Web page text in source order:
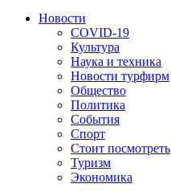
Новости
COVID-19
Культура
Наука и техника
Новости турфирм
Общество
Политика
События
Спорт
Стоит посмотреть
Туризм
Экономика